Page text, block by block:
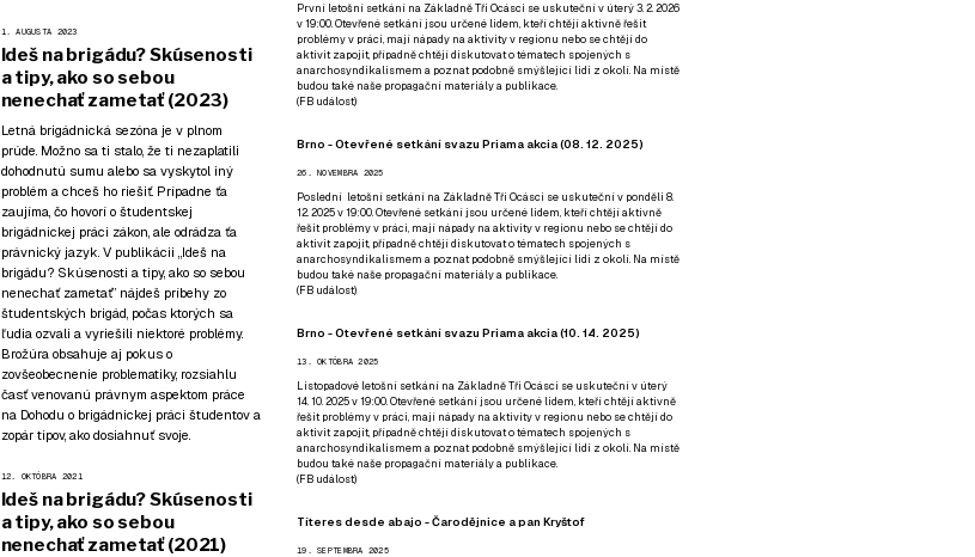
1. AUGUSTA 2023
Ideš na brigádu? Skúsenosti
a tipy, ako so sebou
nenechať zametať (2023)
Letná brigádnická sezóna je v plnom
prúde. Možno sa ti stalo, že ti nezaplatili
dohodnutú sumu alebo sa vyskytol iný
problém a chceš ho riešiť. Prípadne ťa
zaujíma, čo hovorí o študentskej
brigádnickej práci zákon, ale odrádza ťa
právnický jazyk. V publikácii „Ideš na
brigádu? Skúsenosti a tipy, ako so sebou
nenechať zametať” nájdeš príbehy zo
študentských brigád, počas ktorých sa
ľudia ozvali a vyriešili niektoré problémy.
Brožúra obsahuje aj pokus o
zovšeobecnenie problematiky, rozsiahlu
časť venovanú právnym aspektom práce
na Dohodu o brigádnickej práci študentov a
zopár tipov, ako dosiahnuť svoje.
12. OKTÓBRA 2021
Ideš na brigádu? Skúsenosti
a tipy, ako so sebou
nenechať zametať (2021)
První letošní setkání na Základně Tři Ocásci se uskuteční v úterý 3. 2. 2026
v 19:00. Otevřené setkání jsou určené lidem, kteří chtějí aktivně řešit
problémy v práci, mají nápady na aktivity v regionu nebo se chtějí do
aktivit zapojit, případně chtějí diskutovat o tématech spojených s
anarchosyndikalismem a poznat podobně smýšlející lidi z okolí. Na místě
budou také naše propagační materiály a publikace.
(FB událost)
Brno - Otevřené setkání svazu Priama akcia (08. 12. 2025)
26. NOVEMBRA 2025
Poslední letošní setkání na Základně Tři Ocásci se uskuteční v ponděli 8.
12. 2025 v 19:00. Otevřené setkání jsou určené lidem, kteří chtějí aktivně
řešit problémy v práci, mají nápady na aktivity v regionu nebo se chtějí do
aktivit zapojit, případně chtějí diskutovat o tématech spojených s
anarchosyndikalismem a poznat podobně smýšlející lidi z okolí. Na místě
budou také naše propagační materiály a publikace.
(FB událost)
Brno - Otevřené setkání svazu Priama akcia (10. 14. 2025)
13. OKTÓBRA 2025
Listopadové letošní setkání na Základně Tři Ocásci se uskuteční v úterý
14. 10. 2025 v 19:00. Otevřené setkání jsou určené lidem, kteří chtějí aktivně
řešit problémy v práci, mají nápady na aktivity v regionu nebo se chtějí do
aktivit zapojit, případně chtějí diskutovat o tématech spojených s
anarchosyndikalismem a poznat podobně smýšlející lidi z okolí. Na místě
budou také naše propagační materiály a publikace.
(FB událost)
Títeres desde abajo - Čarodějnice a pan Kryštof
19. SEPTEMBRA 2025